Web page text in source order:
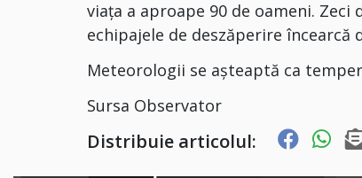
viaţa a aproape 90 de oameni.
echipajele de deszăperire
Meteorologii se aşteaptă ca
Sursa Observator
Distribuie articolul: